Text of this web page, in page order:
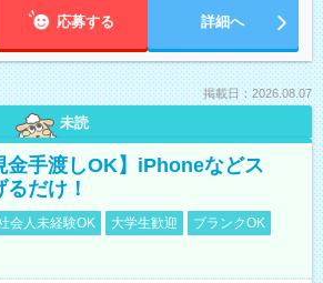
応募する 詳細へ
掲載日：2026.08.07
未読
金手渡しOK】iPhoneなどス
だけ！
会人未経験OK 大学生歓迎
ブランクOK